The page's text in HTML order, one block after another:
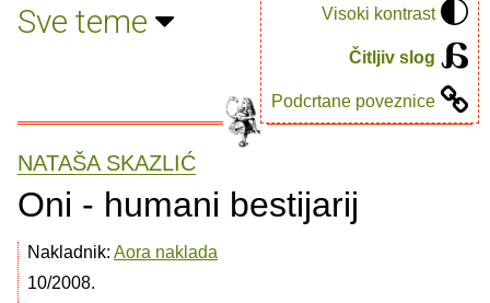
Visoki kontrast
Čitljiv slog
Podcrtane poveznice
Sve teme
NATAŠA SKAZLIĆ
Oni - humani bestijarij
Nakladnik: Aora naklada
10/2008.